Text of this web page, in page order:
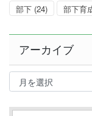
部下 (24) 部下育
アーカイブ
ア
イ